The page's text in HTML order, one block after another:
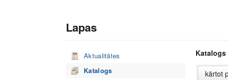
Lapas
Aktualitātes
Katalogs
Katalogs